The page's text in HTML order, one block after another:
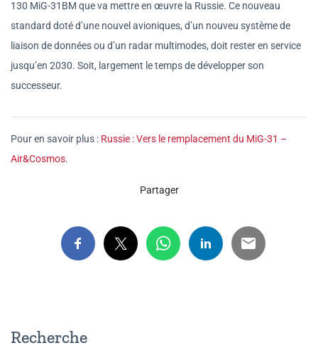
130 MiG-31BM que va mettre en œuvre la Russie. Ce nouveau
standard doté d’une nouvel avioniques, d’un nouveu système de
liaison de données ou d’un radar multimodes, doit rester en service
jusqu’en 2030. Soit, largement le temps de développer son
successeur.
Pour en savoir plus : Russie : Vers le remplacement du MiG-31 –
Air&Cosmos.
Partager
Recherche